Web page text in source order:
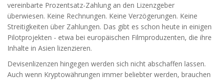
vereinbarte Prozentsatz-Zahlung an den Lizenzgeber
überwiesen. Keine Rechnungen. Keine Verzögerungen. Keine
Streitigkeiten über Zahlungen. Das gibt es schon heute in einigen
Pilotprojekten - etwa bei europäischen Filmproduzenten, die ihre
Inhalte in Asien lizenzieren.
Devisenlizenzen hingegen werden sich nicht abschaffen lassen.
Auch wenn Kryptowährungen immer beliebter werden, brauchen